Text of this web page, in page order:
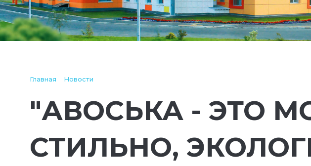
Главная Новости
"АВОСЬКА - ЭТО
СТИЛЬНО,